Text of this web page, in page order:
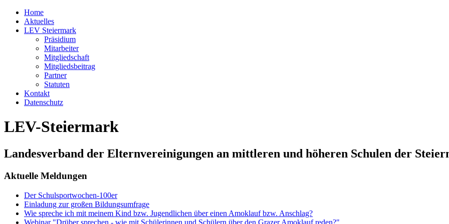
Home
Aktuelles
LEV Steiermark
Präsidium
Mitarbeiter
Mitgliedschaft
Mitgliedsbeitrag
Partner
Statuten
Kontakt
Datenschutz
LEV-Steiermark
Landesverband der Elternvereinigungen an mittleren und höheren Schulen der
Aktuelle Meldungen
Der Schulsportwochen-100er
Einladung zur großen Bildungsumfrage
Wie spreche ich mit meinem Kind bzw. Jugendlichen über einen Amoklauf bzw. Anschlag?
Webinar "Drüber sprechen - wie mit Schülerinnen und Schülern über den Grazer Amoklauf reden?"